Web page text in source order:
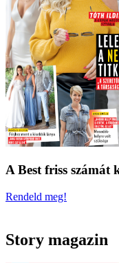
A Best friss számát
Rendeld meg!
Story magazin